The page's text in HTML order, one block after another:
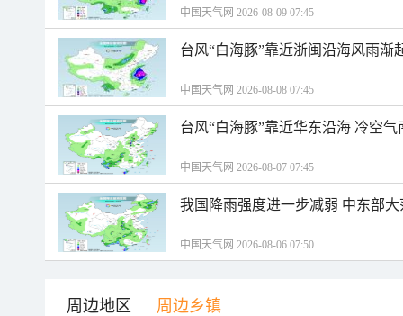
中国天气网 2026-08-09 07:45
台风“白海豚”靠近浙闽沿海风雨渐
中国天气网 2026-08-08 07:45
台风“白海豚”靠近华东沿海 冷空
中国天气网 2026-08-07 07:45
我国降雨强度进一步减弱 中东部
中国天气网 2026-08-06 07:50
周边地区 周边乡镇